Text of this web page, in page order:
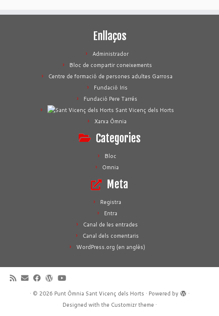
Enllaços
Administrador
Bloc de compartir coneixements
Centre de formació de persones adultes Garrosa
Fundació Iris
Fundació Pere Tarrés
Sant Vicenç dels Horts
Xarxa Òmnia
Categories
Bloc
Omnia
Meta
Registra
Entra
Canal de les entrades
Canal dels comentaris
WordPress.org (en anglès)
· © 2026 Punt Òmnia Sant Vicenç dels Horts · Powered by
·
Designed with the Customizr theme ·